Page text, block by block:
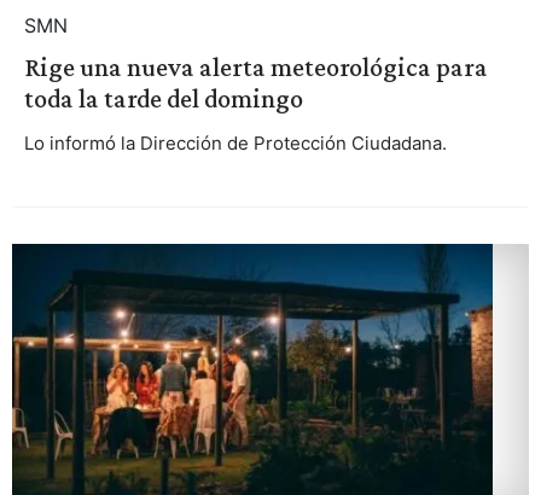
SMN
Rige una nueva alerta meteorológica para
toda la tarde del domingo
Lo informó la Dirección de Protección Ciudadana.